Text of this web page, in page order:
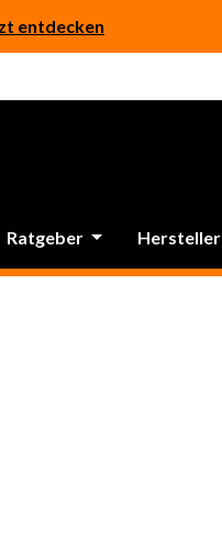
entdecken
Ratgeber Hersteller